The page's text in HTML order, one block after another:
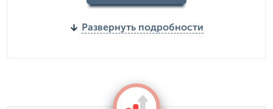
Развернуть подробности